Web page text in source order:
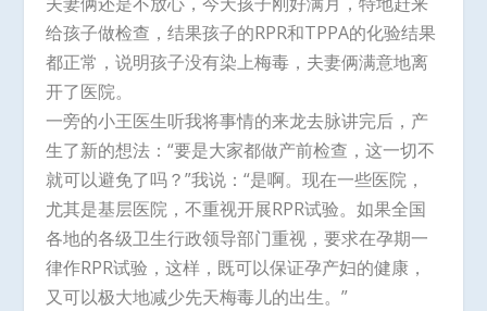
给孩子做检查，结果孩子的RPR和TPPA的化验结果
都正常，说明孩子没有染上梅毒，夫妻俩满意地离
开了医院。
一旁的小王医生听我将事情的来龙去脉讲完后，产
生了新的想法：“要是大家都做产前检查，这一切不
就可以避免了吗？”我说：“是啊。现在一些医院，
尤其是基层医院，不重视开展RPR试验。如果全国
各地的各级卫生行政领导部门重视，要求在孕期一
律作RPR试验，这样，既可以保证孕产妇的健康，
又可以极大地减少先天梅毒儿的出生。”